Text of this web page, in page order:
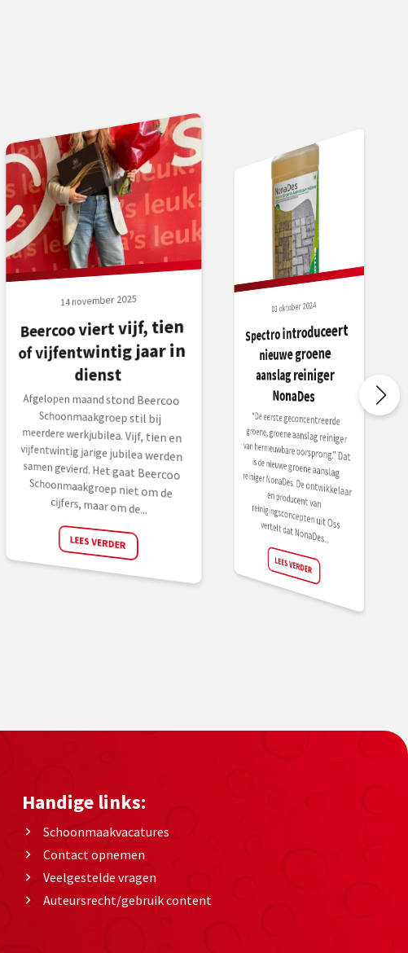
14 november 2025
Beercoo viert vijf, tien
of vijfentwintig jaar in
dienst
Afgelopen maand stond Beercoo
Schoonmaakgroep stil bij
meerdere werkjubilea. Vijf, tien en
vijfentwintig jarige jubilea werden
samen gevierd. Het gaat Beercoo
Schoonmaakgroep niet om de
cijfers, maar om de...
LEES VERDER
03 oktober 2024
Spectro introduceert
nieuwe groene
aanslag reiniger
NonaDes
“De eerste geconcentreerde
groene, groene aanslag reiniger
van hernieuwbare oorsprong.” Dat
is de nieuwe groene aanslag
reiniger NonaDes. De ontwikkelaar
en producent van
reinigingsconcepten uit Oss vertelt dat NonaDes...
LEES VERDER
Handige links:
Schoonmaakvacatures
Contact opnemen
Veelgestelde vragen
Auteursrecht/gebruik content